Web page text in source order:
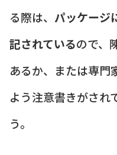
る際は、 パッケージ
記されているので、
あるか、または専門
よう注意書きがされ
う。